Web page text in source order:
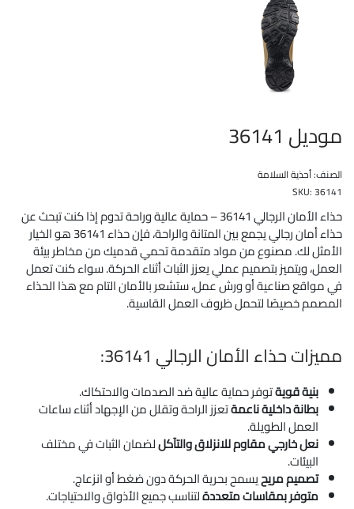
موديل 36141
الصنف:أحذية السلامة
SKU:36141
حذاء الأمان الرجالي 36141 – حماية عالية وراحة تدوم إذا كنت تبحث عن
حذاء أمان رجالي يجمع بين المتانة والراحة، فإن حذاء 36141 هو الخيار
الأمثل لك. مصنوع من مواد متقدمة تحمي قدميك من مخاطر بيئة
العمل، ويتميز بتصميم عملي يعزز الثبات أثناء الحركة. سواء كنت تعمل
في مواقع صناعية أو ورش عمل، ستشعر بالأمان التام مع هذا الحذاء
المصمم خصيصًا لتحمل ظروف العمل القاسية.
مميزات حذاء الأمان الرجالي 36141:
بنية قويةتوفر حماية عالية ضد الصدمات والاحتكاك.
بطانة داخلية ناعمةتعزز الراحة وتقلل من الإجهاد أثناء ساعات
العمل الطويلة.
نعل خارجي مقاوم للانزلاق والتآكللضمان الثبات في مختلف
البيئات.
تصميم مريحيسمح بحرية الحركة دون ضغط أو انزعاج.
متوفر بمقاسات متعددةلتناسب جميع الأذواق والاحتياجات.